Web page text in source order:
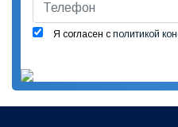
Я согласен с политикой